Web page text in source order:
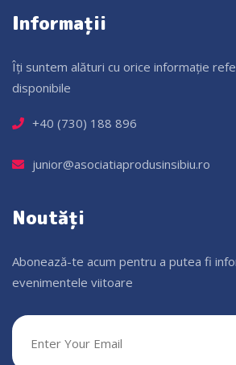
Informații
Îți suntem alături cu orice informație
disponibile
+40 (730) 188 896
junior@asociatiaprodusinsibiu.ro
Noutăți
Abonează-te acum pentru a putea fi
evenimentele viitoare